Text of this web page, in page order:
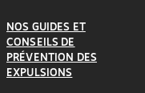
NOS GUIDES ET
CONSEILS DE
PRÉVENTION DES
EXPULSIONS